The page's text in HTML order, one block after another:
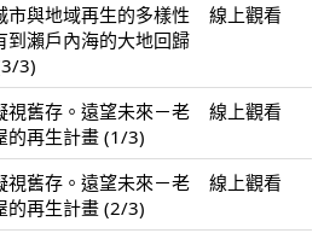
市與地域再生的多樣性
到瀨戶內海的大地回歸
3)
線上觀看
視舊存。遠望未來－老
的再生計畫 (1/3)
線上觀看
視舊存。遠望未來－老
的再生計畫 (2/3)
線上觀看